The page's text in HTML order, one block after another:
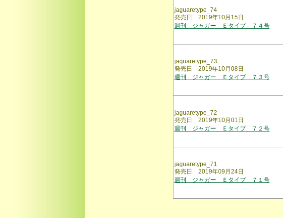
jaguaretype_74
発売日 2019年10月15日
週刊 ジャガー Ｅタイプ ７４号
jaguaretype_73
発売日 2019年10月08日
週刊 ジャガー Ｅタイプ ７３号
jaguaretype_72
発売日 2019年10月01日
週刊 ジャガー Ｅタイプ ７２号
jaguaretype_71
発売日 2019年09月24日
週刊 ジャガー Ｅタイプ ７１号